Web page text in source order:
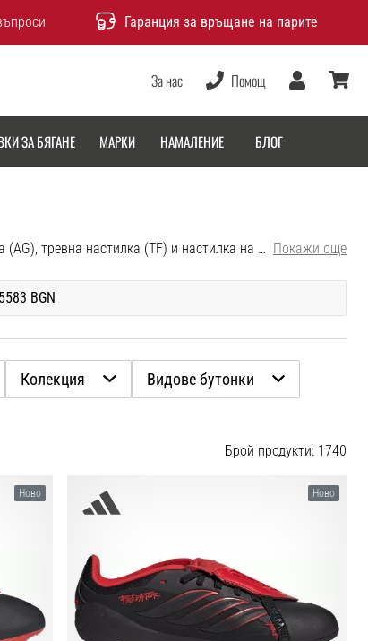
Гаранция за връщане на парите
За нас Помощ
Потребител
ЗА БЯГАНЕ МАРКИ НАМАЛЕНИЕ БЛОГ
Футболни обувки Nike, Puma и Adidas. Ние предлагаме футболни обувки за твърда земя (FG), мека земя (SG и SG PRO), изкуствена трева (AG), тревна настилка (TF) и настилка на закрито/корт (IC). Покажи още
BGN
Колекция Видове бутонки
Брой продукти: 1740
Ново Ново